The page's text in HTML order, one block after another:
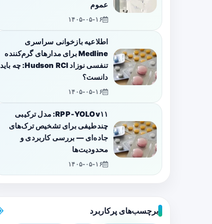
عموم
۱۴۰۵-۰۵-۱۶
اطلاعیه بازخوانی سراسری
Medline برای مدارهای گرم‌کننده
تنفسی نوزاد Hudson RCI: چه باید
دانست؟
۱۴۰۵-۰۵-۱۶
RPP‑YOLOv۱۱: مدل ترکیبی
چندطیفی برای تشخیص ترک‌های
جاده‌ای — بررسی کاربردی و
محدودیت‌ها
۱۴۰۵-۰۵-۱۶
برچسب‌های پرکاربرد